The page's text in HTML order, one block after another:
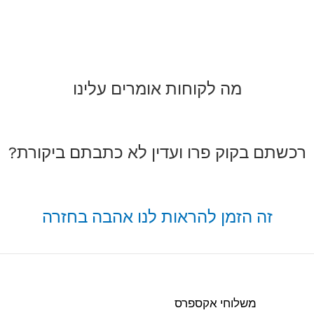
מה לקוחות אומרים עלינו
רכשתם בקוק פרו ועדין לא כתבתם ביקורת?
זה הזמן להראות לנו אהבה בחזרה
משלוחי אקספרס